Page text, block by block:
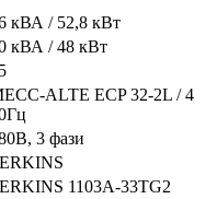
кВА / 52,8 кВт
кВА / 48 кВт
ALTE ECP 32-2L / 4
3 фази
1103A-33TG2